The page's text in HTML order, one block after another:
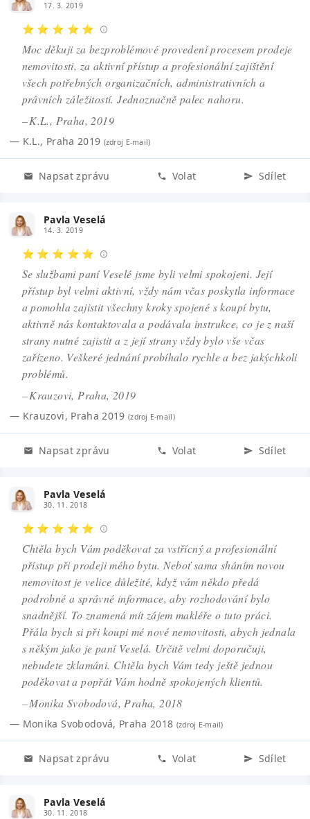
17. 3. 2019
⭐ ⭐ ⭐ ⭐ ⭐
Moc děkuji za bezproblémové provedení procesem prodeje
nemovitosti, za aktivní přístup a profesionální zajištění
všech potřebných organizačních, administrativních a
právních záležitostí. Jednoznačně palec nahoru.
– K.L., Praha, 2019
— K.L., Praha 2019 (zdroj E-mail)
Napsat zprávu Volat Sdílet
Pavla Veselá
14. 3. 2019
⭐ ⭐ ⭐ ⭐ ⭐
Se službami paní Veselé jsme byli velmi spokojeni. Její
přístup byl velmi aktivní, vždy nám včas poskytla informace
a pomohla zajistit všechny kroky spojené s koupí bytu,
aktivně nás kontaktovala a podávala instrukce, co je z naší
strany nutné zajistit a z její strany vždy bylo vše včas
zařízeno. Veškeré jednání probíhalo rychle a bez jakýchkoli
problémů.
– Krauzovi, Praha, 2019
— Krauzovi, Praha 2019(zdroj E-mail)
Napsat zprávu Volat Sdílet
Pavla Veselá
30. 11. 2018
⭐ ⭐ ⭐ ⭐ ⭐
Chtěla bych Vám poděkovat za vstřícný a profesionální
přístup při prodeji mého bytu. Neboť sama sháním novou
nemovitost je velice důležité, když vám někdo předá
podrobné a správné informace, aby rozhodování bylo
snadnější. To znamená mít zájem makléře o tuto práci.
Přála bych si při koupi mé nové nemovitosti, abych jednala
s někým jako je paní Veselá. Určitě velmi doporučuji,
nebudete zklamáni. Chtěla bych Vám tedy ještě jednou
poděkovat a popřát Vám hodně spokojených klientů.
– Monika Svobodová, Praha, 2018
— Monika Svobodová, Praha 2018 (zdroj E-mail)
Napsat zprávu Volat Sdílet
Pavla Veselá
30. 11. 2018